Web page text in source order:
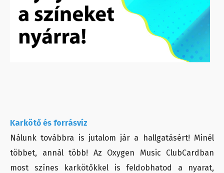
Karkötő és forrásvíz
Nálunk továbbra is jutalom jár a hallgatásért! Minél
többet, annál több! Az Oxygen Music ClubCardban
most színes karkötőkkel is feldobhatod a nyarat,